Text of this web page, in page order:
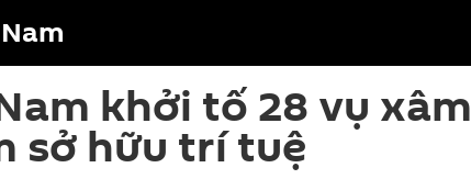
khởi tố 28 vụ xâm
sở hữu trí tuệ